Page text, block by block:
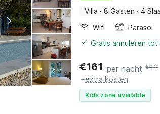
Villa · 8 Gasten · 4
Wifi
Parasol
Gratis annuleren
€161 per nacht €471
+extra kosten
Kids zone available